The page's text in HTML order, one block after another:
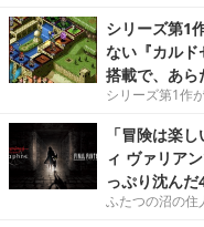
シリーズ第1
ない『カルド
搭載で、あら
シリーズ第1作
「冒険は楽
ィ ヴァリア
っぷり沈んだ
ふたつの沼の住